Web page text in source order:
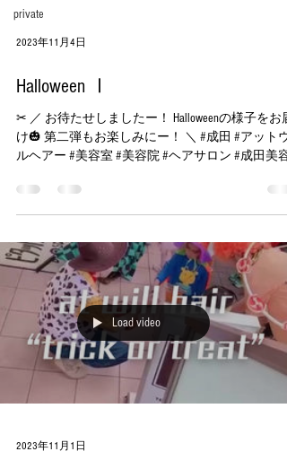
private
2023年11月4日
Halloween Ⅰ
✂︎ ／ お待たせしましたー！ Halloweenの様子をお届
け🎃 第二弾もお楽しみにー！ ＼ #成田 #アットウ
ルヘアー #美容室 #美容院 #ヘアサロン #成田美容
プレ #trickortreat
Load video
2023年11月1日